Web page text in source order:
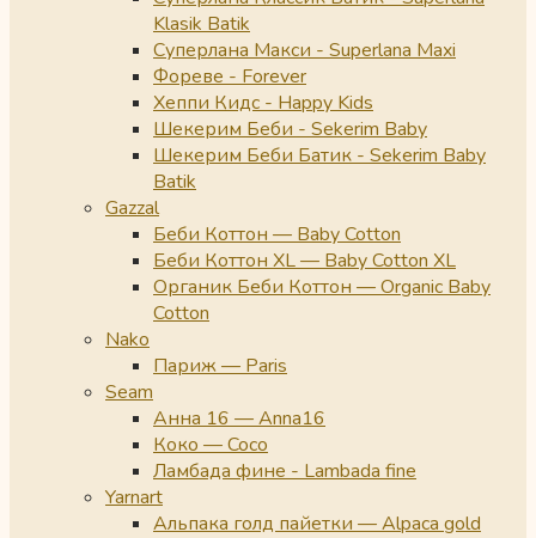
Klasik Batik
Суперлана Макси - Superlana Maxi
Фореве - Forever
Хеппи Кидс - Happy Kids
Шекерим Беби - Sekerim Baby
Шекерим Беби Батик - Sekerim Baby
Batik
Gazzal
Беби Коттон — Baby Cotton
Беби Коттон XL — Baby Cotton XL
Органик Беби Коттон — Organic Baby
Cotton
Nako
Париж — Paris
Seam
Анна 16 — Anna16
Коко — Coco
Ламбада фине - Lambada fine
Yarnart
Альпака голд пайетки — Alpaca gold